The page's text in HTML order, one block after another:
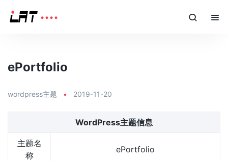
ePortfolio
wordpress主题 • 2019-11-20
WordPress主题信息
主题名
称
ePortfolio